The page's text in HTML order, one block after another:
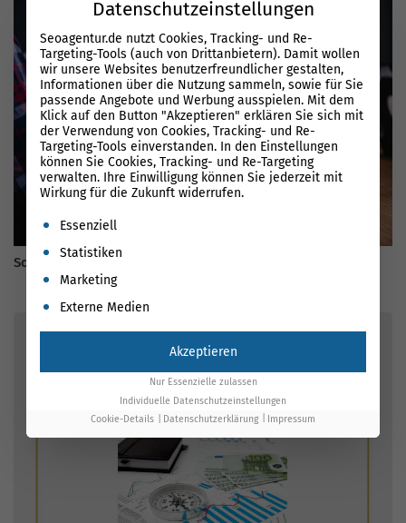
So optimieren Sie Ihre Website im Jahr 2026 für Google
Datenschutzeinstellungen
Seoagentur.de nutzt Cookies, Tracking- und Re-
Targeting-Tools (auch von Drittanbietern). Damit wollen
wir unsere Websites benutzerfreundlicher gestalten,
Informationen über die Nutzung sammeln, sowie für Sie
passende Angebote und Werbung ausspielen. Mit dem
Klick auf den Button "Akzeptieren" erklären Sie sich mit
der Verwendung von Cookies, Tracking- und Re-
Targeting-Tools einverstanden. In den Einstellungen
können Sie Cookies, Tracking- und Re-Targeting
verwalten. Ihre Einwilligung können Sie jederzeit mit
Wirkung für die Zukunft widerrufen.
Es folgt eine Liste der Service-Gruppen, für die eine
Essenziell
Statistiken
Marketing
Externe Medien
Akzeptieren
Nur Essenzielle zulassen
Individuelle Datenschutzeinstellungen
Cookie-Details
Datenschutzerklärung Impressum